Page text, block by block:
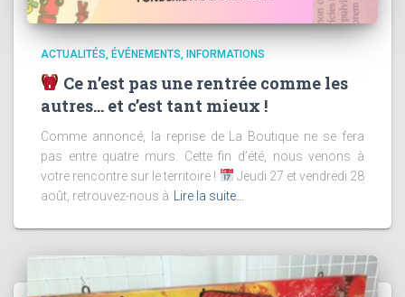
ACTUALITÉS ÉVÉNEMENTS INFORMATIONS
Ce n’est pas une rentrée comme les
autres… et c’est tant mieux !
Comme annoncé, la reprise de La Boutique ne se fera
pas entre quatre murs. Cette fin d’été, nous venons à
votre rencontre sur le territoire !
Jeudi 27 et vendredi 28
août, retrouvez-nous à
Lire la suite…